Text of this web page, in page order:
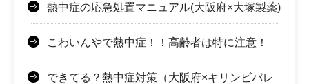
熱中症の応急処置マニュアル(大阪府×大塚製薬)
こわいんやで熱中症！！高齢者は特に注意！
できてる？熱中症対策（大阪府×キリンビバレ